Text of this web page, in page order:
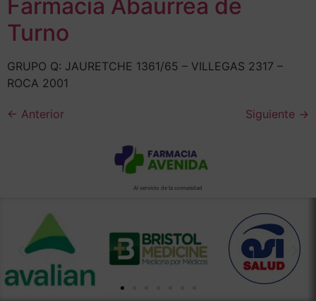
Farmacia Abaurrea de
Turno
GRUPO Q: JAURETCHE 1361/65 – VILLEGAS 2317 –
ROCA 2001
← Anterior Siguiente →
Al servicio de la comunidad